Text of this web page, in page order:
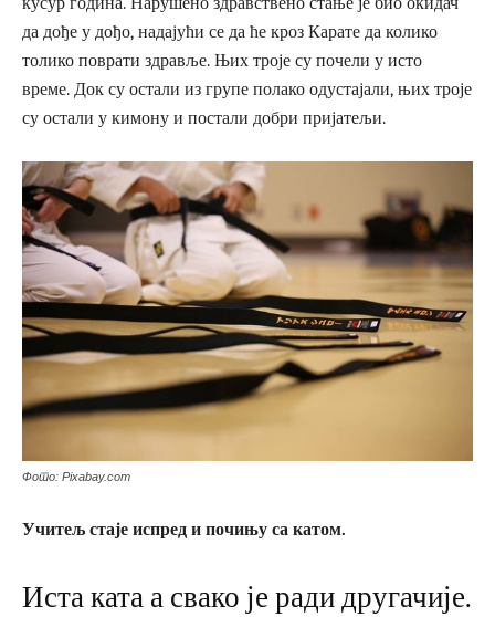
да дође у дођо, надајући се да ће кроз Карате да колико
толико поврати здравље. Њих троје су почели у исто
време. Док су остали из групе полако одустајали, њих троје
су остали у кимону и постали добри пријатељи.
Фото: Pixabay.com
Учитељ стаје испред и почињу са катом.
Иста ката а свако је ради другачије.